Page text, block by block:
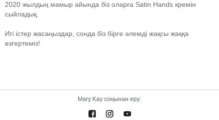
2020 жылдың мамыр айында біз оларға Satin Hands кремін
сыйладық.
Игі істер жасаңыздар, сонда біз бірге әлемді жақсы жаққа
өзгертеміз!
Mary Kay соңынан еру: